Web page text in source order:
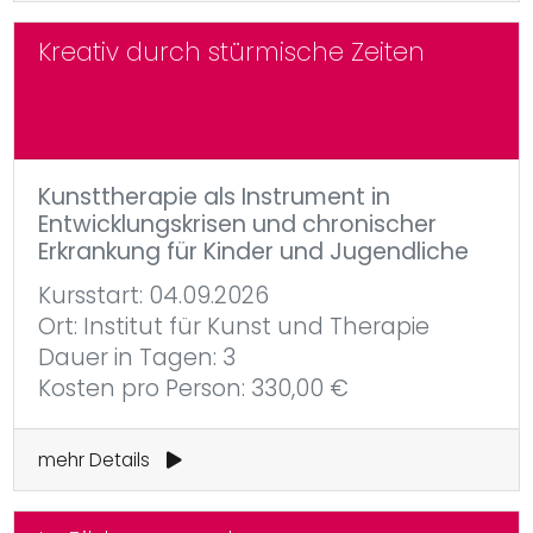
Kreativ durch stürmische Zeiten
Kunsttherapie als Instrument in
Entwicklungskrisen und chronischer
Erkrankung für Kinder und Jugendliche
Kursstart: 04.09.2026
Ort: Institut für Kunst und Therapie
Dauer in Tagen: 3
Kosten pro Person: 330,00 €
mehr Details